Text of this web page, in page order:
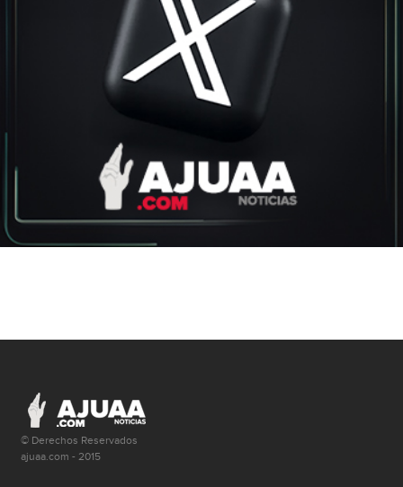
© Derechos Reservados
ajuaa.com - 2015